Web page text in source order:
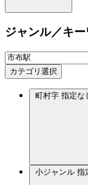
ジャンル／キ
カテゴリ選択
町村字 指定な
小ジャンル 指